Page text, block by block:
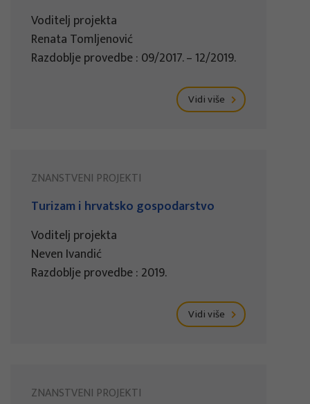
Voditelj projekta
Renata Tomljenović
Razdoblje provedbe : 09/2017. – 12/2019.
Vidi više
ZNANSTVENI PROJEKTI
Turizam i hrvatsko gospodarstvo
Voditelj projekta
Neven Ivandić
Razdoblje provedbe : 2019.
Vidi više
ZNANSTVENI PROJEKTI